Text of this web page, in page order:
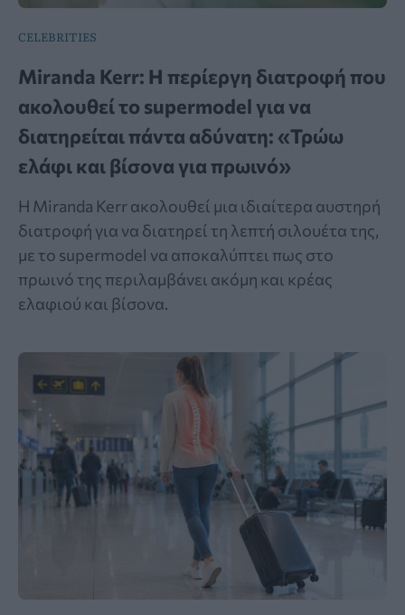
CELEBRITIES
Miranda Kerr: Η περίεργη διατροφή που
ακολουθεί το supermodel για να
διατηρείται πάντα αδύνατη: «Τρώω
ελάφι και βίσονα για πρωινό»
Η Miranda Kerr ακολουθεί μια ιδιαίτερα αυστηρή
διατροφή για να διατηρεί τη λεπτή σιλουέτα της,
με το supermodel να αποκαλύπτει πως στο
πρωινό της περιλαμβάνει ακόμη και κρέας
ελαφιού και βίσονα.